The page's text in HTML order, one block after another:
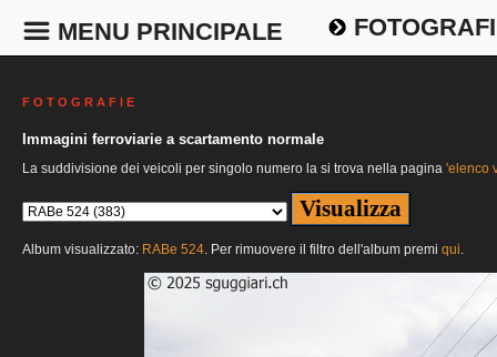
MENU PRINCIPALE
F O T O G R A F I E
Immagini ferroviarie a scartamento normale
La suddivisione dei veicoli per singolo numero la si trova nella pagina 'elenco
Album visualizzato: RABe 524. Per rimuovere il filtro dell'album premi qui.